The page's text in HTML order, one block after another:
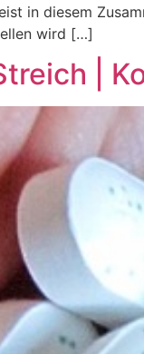
in diesem
wird […]
|